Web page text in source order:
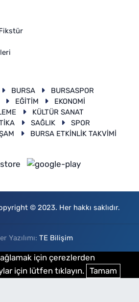
BURSA
BURSASPOR
EĞİTİM
EKONOMİ
KÜLTÜR SANAT
SAĞLIK
SPOR
BURSA ETKİNLİK TAKVİMİ
© 2023. Her hakkı saklıdır.
Yazılımı: TE Bilişim
için çerezlerden
için lütfen tıklayın. Tamam